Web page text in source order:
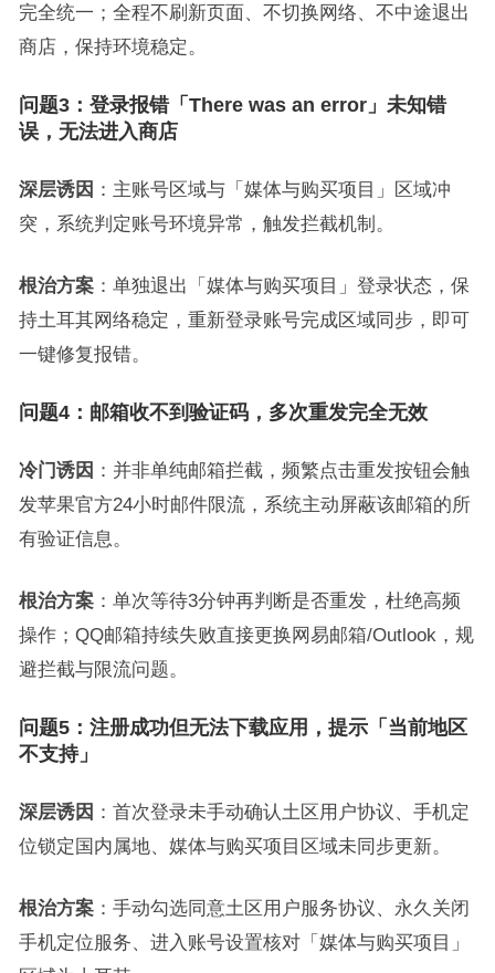
完全统一；全程不刷新页面、不切换网络、不中途退出
商店，保持环境稳定。
问题3：登录报错「There was an error」未知错
误，无法进入商店
深层诱因 ：主账号区域与「媒体与购买项目」区域冲
突，系统判定账号环境异常，触发拦截机制。
根治方案：单独退出「媒体与购买项目」登录状态，保
持土耳其网络稳定，重新登录账号完成区域同步，即可
一键修复报错。
问题4：邮箱收不到验证码，多次重发完全无效
冷门诱因 ：并非单纯邮箱拦截，频繁点击重发按钮会触
发苹果官方24小时邮件限流，系统主动屏蔽该邮箱的所
有验证信息。
根治方案：单次等待3分钟再判断是否重发，杜绝高频
操作；QQ邮箱持续失败直接更换网易邮箱/Outlook，规
避拦截与限流问题。
问题5：注册成功但无法下载应用，提示「当前地区
不支持」
深层诱因 ：首次登录未手动确认土区用户协议、手机定
位锁定国内属地、媒体与购买项目区域未同步更新。
根治方案：手动勾选同意土区用户服务协议、永久关闭
手机定位服务、进入账号设置核对「媒体与购买项目」